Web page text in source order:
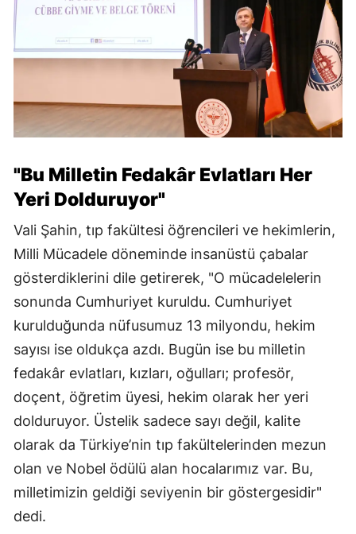
"Bu Milletin Fedakâr Evlatları Her
Yeri Dolduruyor"
Vali Şahin, tıp fakültesi öğrencileri ve hekimlerin,
Milli Mücadele döneminde insanüstü çabalar
gösterdiklerini dile getirerek, "O mücadelelerin
sonunda Cumhuriyet kuruldu. Cumhuriyet
kurulduğunda nüfusumuz 13 milyondu, hekim
sayısı ise oldukça azdı. Bugün ise bu milletin
fedakâr evlatları, kızları, oğulları; profesör,
doçent, öğretim üyesi, hekim olarak her yeri
dolduruyor. Üstelik sadece sayı değil, kalite
olarak da Türkiye’nin tıp fakültelerinden mezun
olan ve Nobel ödülü alan hocalarımız var. Bu,
milletimizin geldiği seviyenin bir göstergesidir"
dedi.